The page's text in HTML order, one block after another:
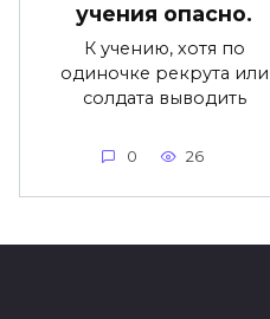
учения опасно.
К учению, хотя по
одиночке рекрута или
солдата выводить
0 26